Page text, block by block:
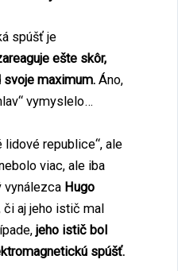
spúšť je
ešte skôr,
svoje maximum. Áno,
vymyslelo…
lidové republice“, ale
viac, ale iba
vynálezca Hugo
či aj jeho istič mal
jeho istič bol
spúšť.